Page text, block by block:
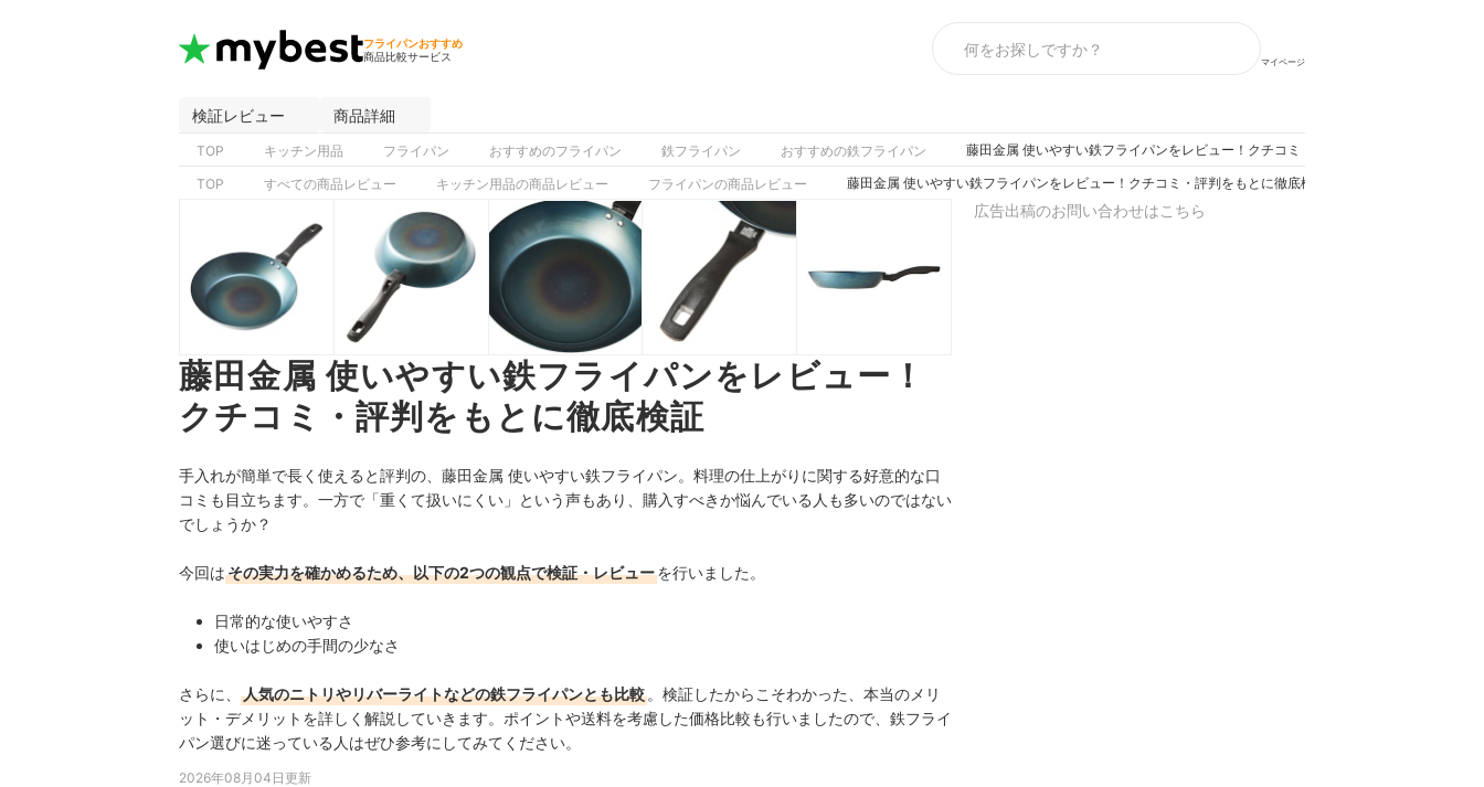
フライパンおすすめ
商品比較サービス
マイページ
検証レビュー 商品詳細
TOP キッチン用品 フライパン おすすめのフライパン 鉄フライパン おすすめの鉄フライパン 藤田金属 使いやすい鉄フライパンをレビュー！クチコミ・評判をもとに徹底検証
TOP すべての商品レビュー キッチン用品の商品レビュー フライパンの商品レビュー 藤田金属 使いやすい鉄フライパンをレビュー！クチコミ・評判をもとに徹底検証
藤田金属 使いやすい鉄フライパンをレビュー！
クチコミ・評判をもとに徹底検証
手入れが簡単で長く使えると評判の、藤田金属 使いやすい鉄フライパン。料理の仕上がりに関する好意的な口
コミも目立ちます。一方で「重くて扱いにくい」という声もあり、購入すべきか悩んでいる人も多いのではない
でしょうか？
今回はその実力を確かめるため、以下の2つの観点で検証・レビューを行いました。
日常的な使いやすさ
使いはじめの手間の少なさ
さらに、 人気のニトリやリバーライトなどの鉄フライパンとも比較 。検証したからこそわかった、本当のメリ
ット・デメリットを詳しく解説していきます。ポイントや送料を考慮した価格比較も行いましたので、鉄フライ
パン選びに迷っている人はぜひ参考にしてみてください。
2026年08月04日更新
広告出稿のお問い合わせはこちら